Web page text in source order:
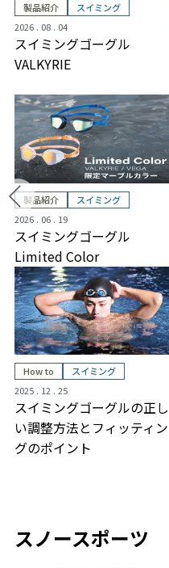
製品紹介
スイミング
2026 . 08 . 04
スイミングゴーグル
VALKYRIE
製品紹介
スイミング
2026 . 06 . 19
スイミングゴーグル
Limited Color
How to
スイミング
2025 . 12 . 25
スイミングゴーグルの正し
い調整方法とフィッティン
グのポイント
スノースポーツ